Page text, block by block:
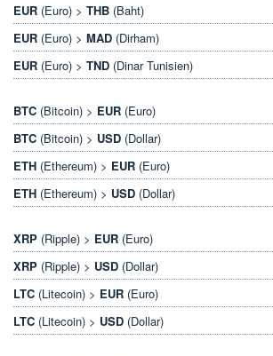
EUR (Euro) > THB (Baht)
EUR (Euro) > MAD (Dirham)
EUR (Euro) > TND (Dinar Tunisien)
BTC (Bitcoin) > EUR (Euro)
BTC (Bitcoin) > USD (Dollar)
ETH (Ethereum) > EUR (Euro)
ETH (Ethereum) > USD (Dollar)
XRP (Ripple) > EUR (Euro)
XRP (Ripple) > USD (Dollar)
LTC (Litecoin) > EUR (Euro)
LTC (Litecoin) > USD (Dollar)